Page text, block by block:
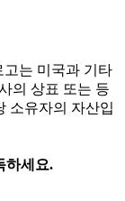
고는 미국과 기타
의 상표 또는 등
소유자의 자산입
하세요.